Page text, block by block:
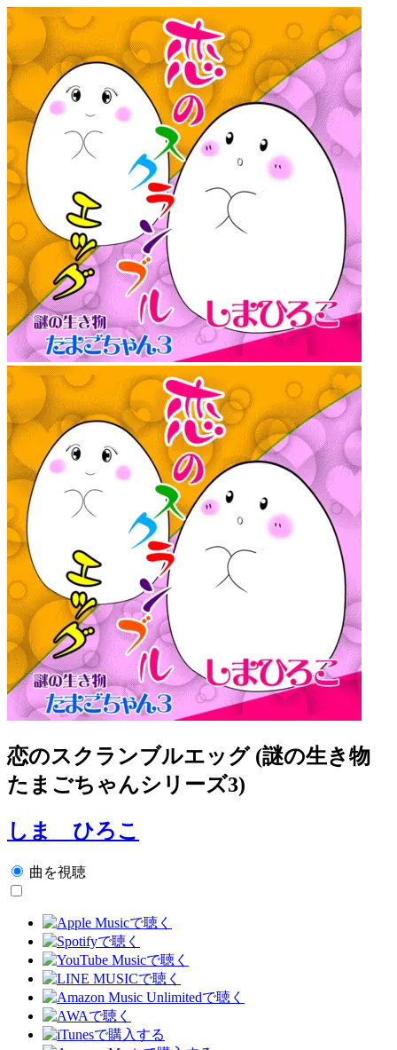
恋のスクランブルエッグ (謎の生き物
たまごちゃんシリーズ3)
しま ひろこ
曲を視聴